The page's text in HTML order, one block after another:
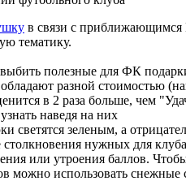
в связи с
тематику.
полезные для ФК
разной стоимостью
в 2 раза больше, чем
наведя на них
светятся зеленым, а
нужных для клуба
или утроения баллов.
можно использовать снежные